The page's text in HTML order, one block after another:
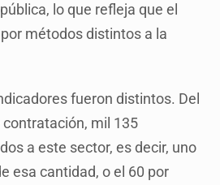
lo que refleja que el
métodos distintos a la
fueron distintos. Del
mil 135
a este sector, es decir, uno
esa cantidad, o el 60 por